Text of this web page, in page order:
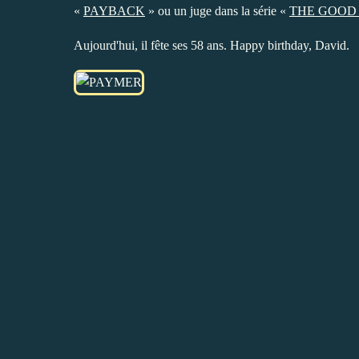
« PAYBACK » ou un juge dans la série « THE GOOD
Aujourd'hui, il fête ses 58 ans. Happy birthday, David.